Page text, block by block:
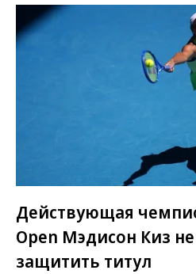
Действующая
Open Мэдисон Киз
защитить титул